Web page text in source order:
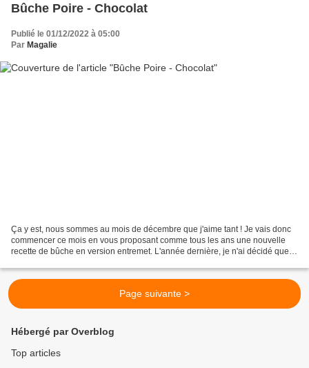
Bûche Poire - Chocolat
Publié le 01/12/2022 à 05:00
Par Magalie
Ça y est, nous sommes au mois de décembre que j'aime tant ! Je vais donc
commencer ce mois en vous proposant comme tous les ans une nouvelle
recette de bûche en version entremet. L'année dernière, je n'ai décidé que
Page suivante >
Hébergé par Overblog
Top articles